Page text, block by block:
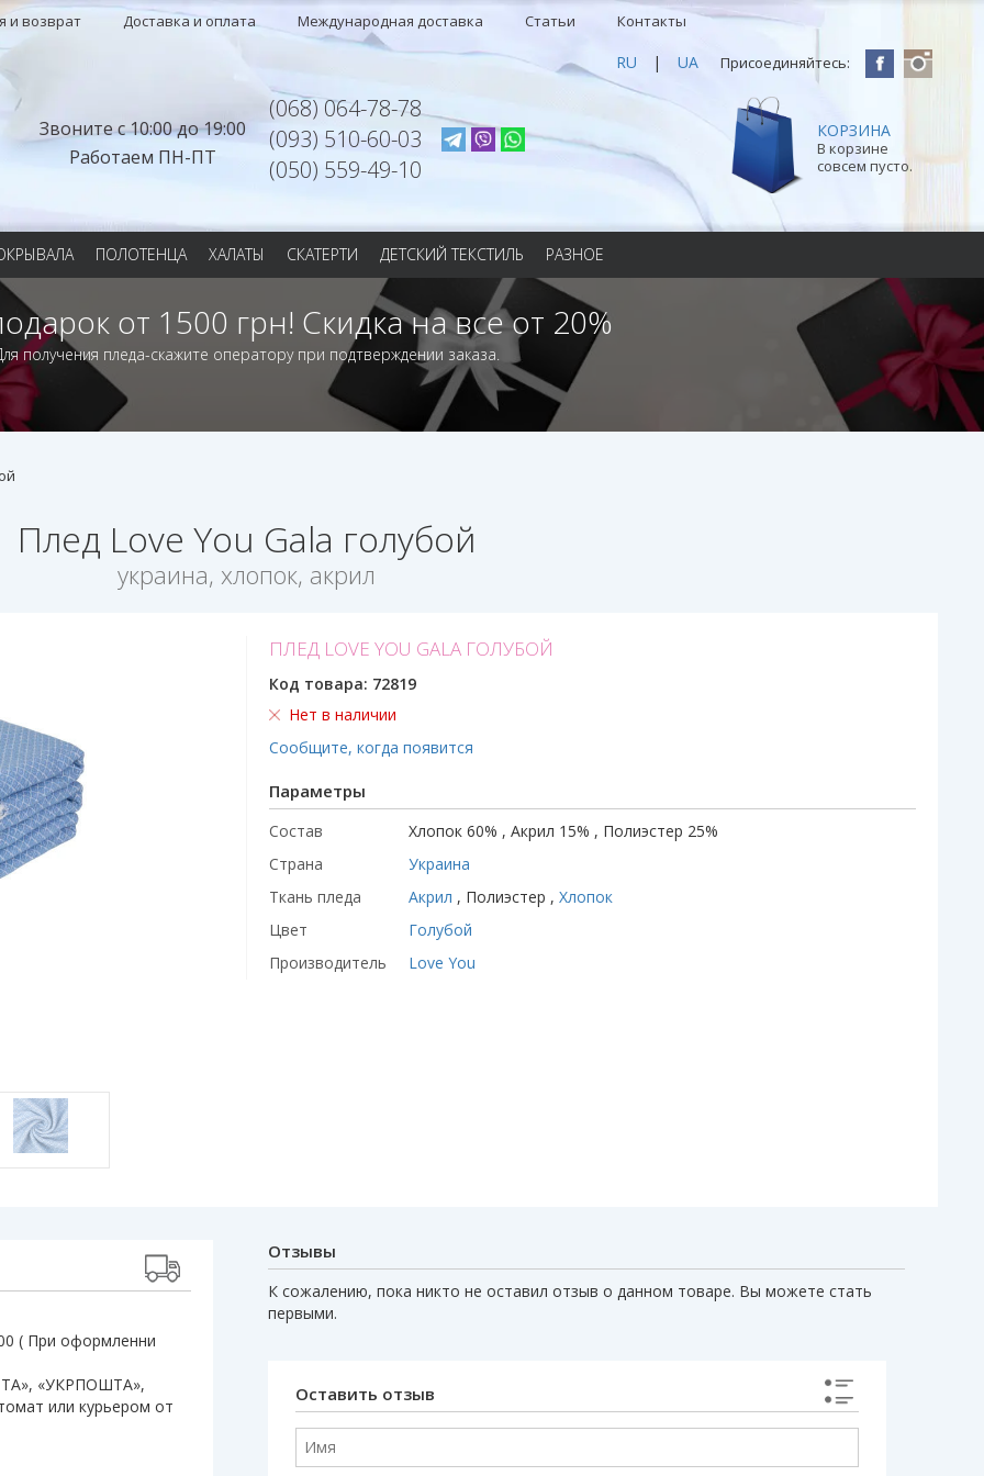
и возврат Доставка и оплата Международная доставка Статьи Контакты
RU | UA Присоединяйтесь:
Звоните с 10:00 до 19:00
Работаем ПН-ПТ
(068) 064-78-78
(093) 510-60-03
(050) 559-49-10
КОРЗИНА
В корзине
совсем пусто.
ПОЛОТЕНЦА ХАЛАТЫ СКАТЕРТИ ДЕТСКИЙ ТЕКСТИЛЬ РАЗНОЕ
от 1500 грн! Скидка на все от 20%
получения пледа-скажите оператору при подтверждении заказа.
Плед Love You Gala голубой
украина, хлопок, акрил
ПЛЕД LOVE YOU GALA ГОЛУБОЙ
Код товара: 72819
Нет в наличии
Сообщите, когда появится
Параметры
Состав
Хлопок 60% , Акрил 15% , Полиэстер 25%
Страна
Украина
Ткань пледа
Акрил , Полиэстер , Хлопок
Цвет
Голубой
Производитель
Love You
( При оформленни
«УКРПОШТА»,
или курьером от
Отзывы
К сожалению, пока никто не оставил отзыв о данном товаре. Вы можете стать
первыми.
Оставить отзыв